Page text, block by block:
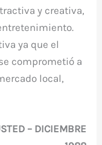
y creativa,
ya que el
comprometió a
local,
– DICIEMBRE